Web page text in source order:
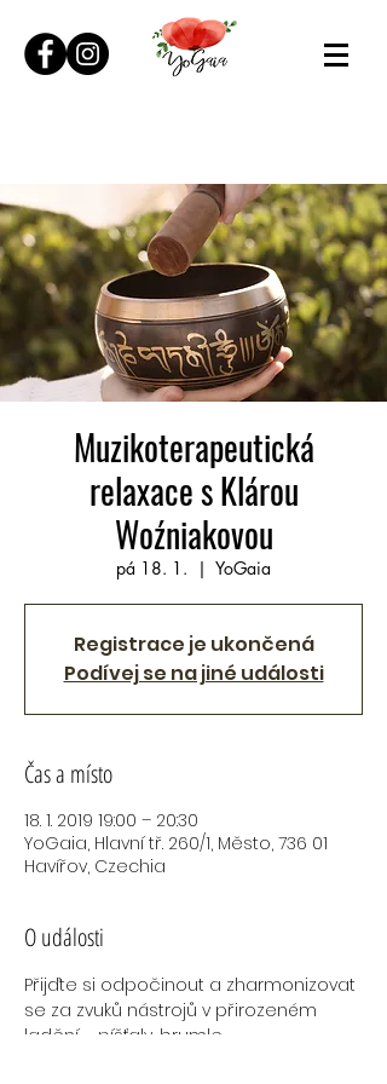
Muzikoterapeutická
relaxace s Klárou
Woźniakovou
pá 18. 1.
  |
YoGaia
Registrace je ukončená
Podívej se na jiné události
Čas a místo
18. 1. 2019 19:00 – 20:30
YoGaia, Hlavní tř. 260/1, Město, 736 01
Havířov, Czechia
O události
Přijďte si odpočinout a zharmonizovat
se za zvuků nástrojů v přirozeném
ladění – píšťaly, brumle,